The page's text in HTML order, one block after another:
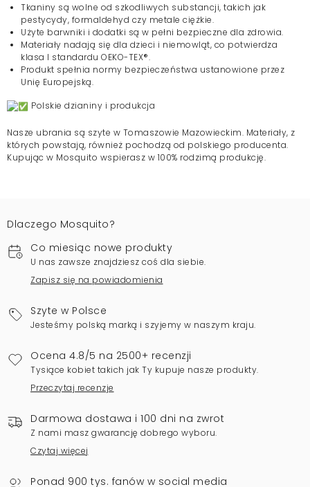
Tkaniny są wolne od szkodliwych substancji, takich jak
pestycydy, formaldehyd czy metale ciężkie.
Użyte barwniki i dodatki są w pełni bezpieczne dla zdrowia.
Materiały nadają się dla dzieci i niemowląt, co potwierdza
klasa I standardu OEKO-TEX®.
Produkt spełnia normy bezpieczeństwa ustanowione przez
Unię Europejską.
Polskie dzianiny i produkcja
Nasze ubrania są szyte w Tomaszowie Mazowieckim. Materiały, z
których powstają, również pochodzą od polskiego producenta.
Kupując w Mosquito wspierasz w 100% rodzimą produkcję.
Dlaczego Mosquito?
Co miesiąc nowe produkty
U nas zawsze znajdziesz coś dla siebie.
Zapisz się na powiadomienia
Szyte w Polsce
Jesteśmy polską marką i szyjemy w naszym kraju.
Ocena 4.8/5 na 2500+ recenzji
Tysiące kobiet takich jak Ty kupuje nasze produkty.
Przeczytaj recenzje
Darmowa dostawa i 100 dni na zwrot
Z nami masz gwarancję dobrego wyboru.
Czytaj więcej
Ponad 900 tys. fanów w social media